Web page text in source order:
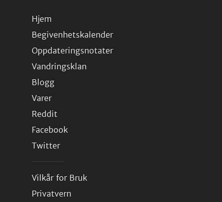
Hjem
Begivenhetskalender
Oppdateringsnotater
Vandringsklan
Blogg
Varer
Reddit
Facebook
Twitter
Vilkår for Bruk
Privatvern